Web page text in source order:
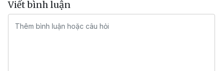
Viết bình luận